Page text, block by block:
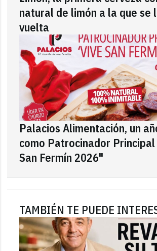
natural de limón a la que se
vuelta
Palacios Alimentación, un
como Patrocinador
San Fermín 2026"
TAMBIÉN TE PUEDE